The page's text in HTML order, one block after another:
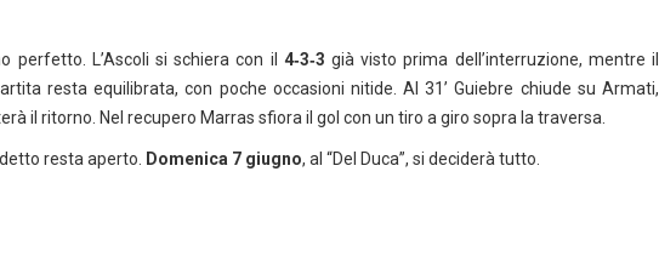
perfetto. L’Ascoli si schiera con il 4‑3‑3 già visto prima dell’interruzione, mentre il
resta equilibrata, con poche occasioni nitide. Al 31’ Guiebre chiude su Armati,
il ritorno. Nel recupero Marras sfiora il gol con un tiro a giro sopra la traversa.
resta aperto. Domenica 7 giugno, al “Del Duca”, si deciderà tutto.